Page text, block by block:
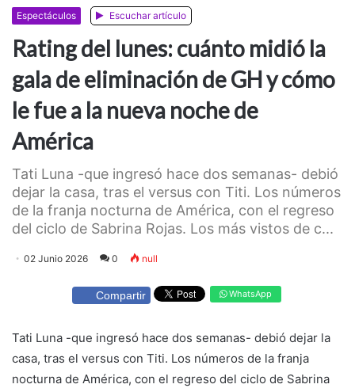
Espectáculos Escuchar artículo
Rating del lunes: cuánto midió la
gala de eliminación de GH y cómo
le fue a la nueva noche de
América
Tati Luna -que ingresó hace dos semanas- debió
dejar la casa, tras el versus con Titi. Los números
de la franja nocturna de América, con el regreso
del ciclo de Sabrina Rojas. Los más vistos de c...
02 Junio 2026 0 null
Compartir WhatsApp
Tati Luna -que ingresó hace dos semanas- debió dejar la
casa, tras el versus con Titi. Los números de la franja
nocturna de América, con el regreso del ciclo de Sabrina